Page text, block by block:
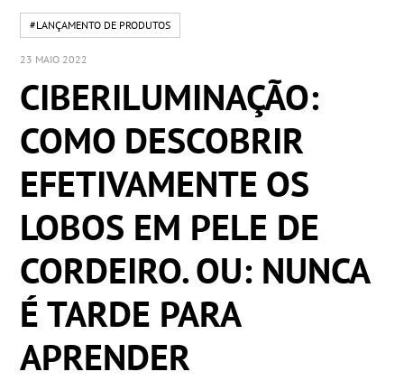
#LANÇAMENTO DE PRODUTOS
23 MAIO 2022
CIBERILUMINAÇÃO:
COMO DESCOBRIR
EFETIVAMENTE OS
LOBOS EM PELE DE
CORDEIRO. OU: NUNCA
É TARDE PARA
APRENDER